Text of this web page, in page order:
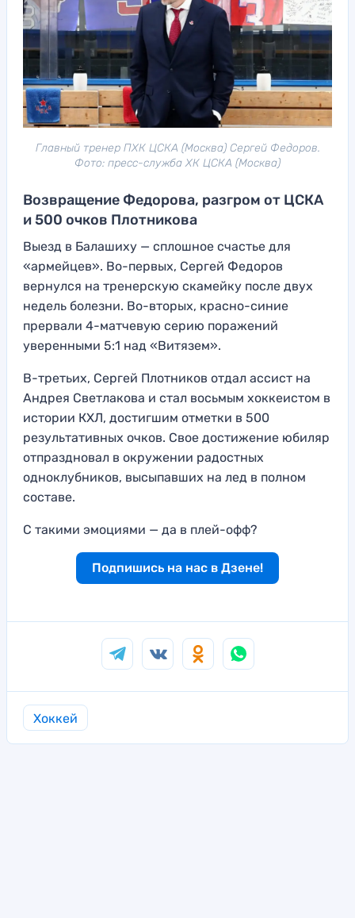
Главный тренер ПХК ЦСКА (Москва) Сергей Федоров.
Фото: пресс-служба ХК ЦСКА (Москва)
Возвращение Федорова, разгром от ЦСКА
и 500 очков Плотникова
Выезд в Балашиху — сплошное счастье для
«армейцев». Во-первых, Сергей Федоров
вернулся на тренерскую скамейку после двух
недель болезни. Во-вторых, красно-синие
прервали 4-матчевую серию поражений
уверенными 5:1 над «Витязем».
В-третьих, Сергей Плотников отдал ассист на
Андрея Светлакова и стал восьмым хоккеистом в
истории КХЛ, достигшим отметки в 500
результативных очков. Свое достижение юбиляр
отпраздновал в окружении радостных
одноклубников, высыпавших на лед в полном
составе.
С такими эмоциями — да в плей-офф?
Подпишись на нас в Дзене!
Хоккей